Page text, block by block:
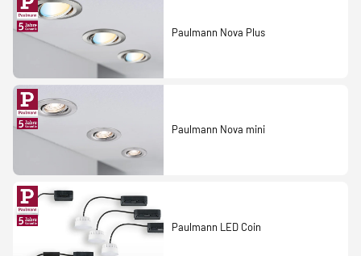
Paulmann Nova Plus
Paulmann Nova mini
Paulmann LED Coin